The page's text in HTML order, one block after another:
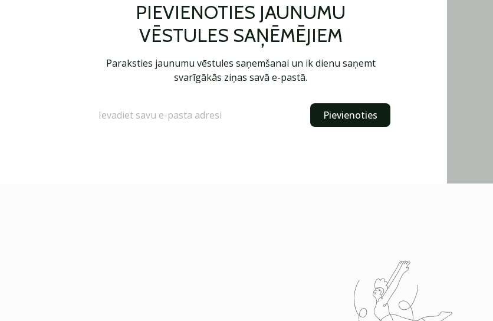
PIEVIENOTIES JAUNUMU
VĒSTULES SAŅĒMĒJIEM
Paraksties jaunumu vēstules saņemšanai un ik dienu saņemt
svarīgākās ziņas savā e-pastā.
Pievienoties